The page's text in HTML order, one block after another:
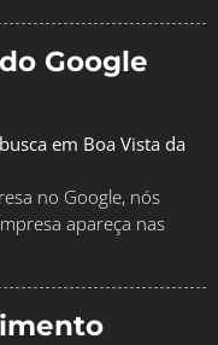
Google
em Boa Vista da
no Google, nós
apareça nas